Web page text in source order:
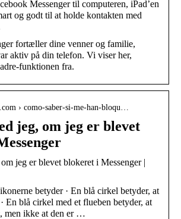
Messenger til computeren, iPad’en
og godt til at holde kontakten med
fortæller dine venner og familie,
aktiv på din telefon. Vi viser her,
funktionen fra.
› como-saber-si-me-han-bloqu…
jeg, om jeg er blevet
jeg er blevet blokeret i Messenger |
betyder · En blå cirkel betyder, at
En blå cirkel med et flueben betyder, at
men ikke at den er …